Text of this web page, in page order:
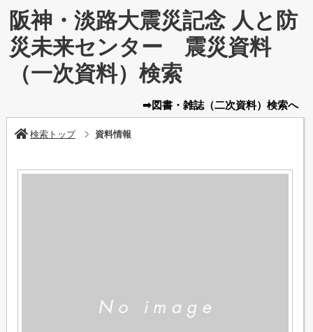
阪神・淡路大震災記念 人と防
災未来センター 震災資料
（一次資料）検索
➡図書・雑誌（二次資料） 検索へ
検索トップ 資料情報